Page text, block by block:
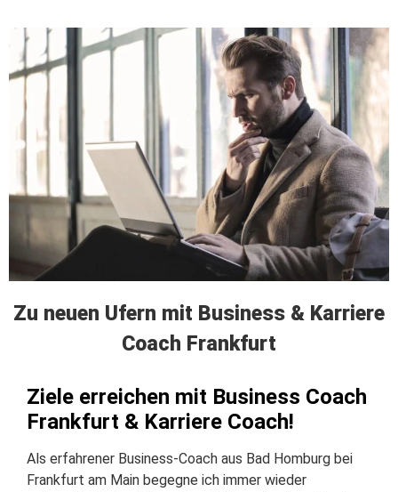
Zu neuen Ufern mit Business & Karriere
Coach Frankfurt
Ziele erreichen mit Business Coach
Frankfurt & Karriere Coach!
Als erfahrener Business-Coach aus Bad Homburg bei
Frankfurt am Main begegne ich immer wieder